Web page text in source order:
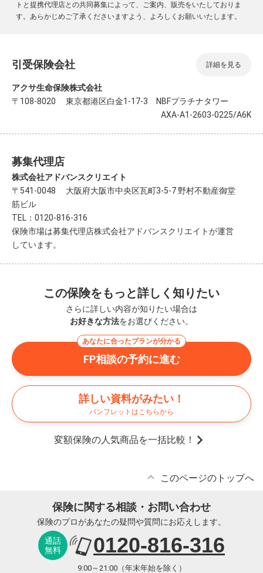
トと提携代理店との共同募集によって、ご案内、販売をいたしておりま
す。あらかじめご了承くださいますよう、よろしくお願いいたします。
引受保険会社 詳細を見る
アクサ生命保険株式会社
〒108-8020 東京都港区白金1-17-3 NBFプラチナタワー
AXA-A1-2603-0225/A6K
募集代理店
株式会社アドバンスクリエイト
〒541-0048 大阪府大阪市中央区瓦町3-5-7 野村不動産御堂
筋ビル
TEL：0120-816-316
保険市場は募集代理店株式会社アドバンスクリエイトが運営
しています。
この保険をもっと詳しく知りたい
さらに詳しい内容が知りたい場合は
お好きな方法をお選びください。
あなたに合ったプランが分かる
FP相談の予約に進む
詳しい資料がみたい！
パンフレットはこちらから
変額保険の人気商品を一括比較！
このページのトップへ
保険に関する相談・お問い合わせ
保険のプロがあなたの疑問や質問にお応えします。
通話
無料
0120-816-316
9:00～21:00（年末年始を除く）